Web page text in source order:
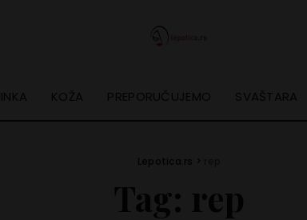
KOŽA PREPORUČUJEMO SVAŠTARA